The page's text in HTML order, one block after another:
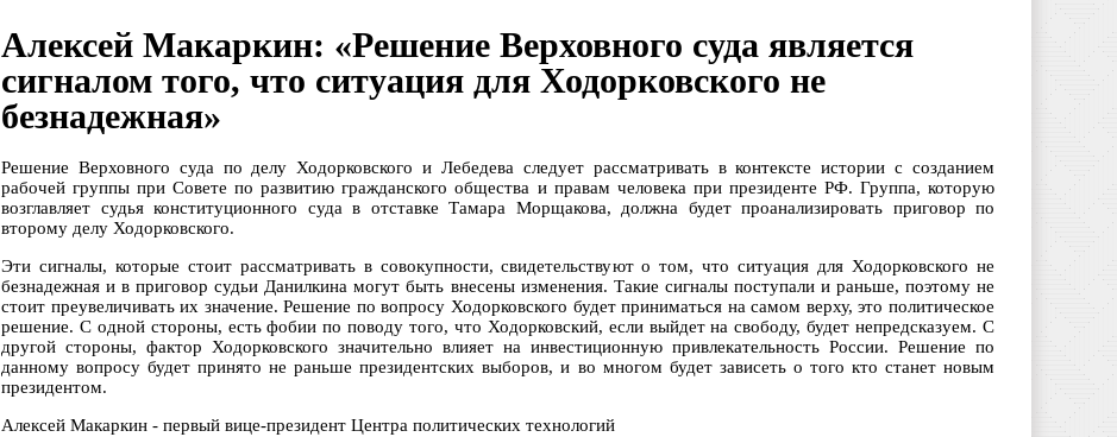
Алексей Макаркин: «Решение Верховного суда является
сигналом того, что ситуация для Ходорковского не
безнадежная»
Решение Верховного суда по делу Ходорковского и Лебедева следует рассматривать в контексте истории с созданием
рабочей группы при Совете по развитию гражданского общества и правам человека при президенте РФ. Группа, которую
возглавляет судья конституционного суда в отставке Тамара Морщакова, должна будет проанализировать приговор по
второму делу Ходорковского.
Эти сигналы, которые стоит рассматривать в совокупности, свидетельствуют о том, что ситуация для Ходорковского не
безнадежная и в приговор судьи Данилкина могут быть внесены изменения. Такие сигналы поступали и раньше, поэтому не
стоит преувеличивать их значение. Решение по вопросу Ходорковского будет приниматься на самом верху, это политическое
решение. С одной стороны, есть фобии по поводу того, что Ходорковский, если выйдет на свободу, будет непредсказуем. С
другой стороны, фактор Ходорковского значительно влияет на инвестиционную привлекательность России. Решение по
данному вопросу будет принято не раньше президентских выборов, и во многом будет зависеть о того кто станет новым
президентом.
Алексей Макаркин - первый вице-президент Центра политических технологий